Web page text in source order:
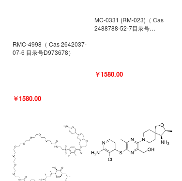
RMC-4998（ Cas 2642037-
07-6 目录号D973678）
￥1580.00
MC-0331 (RM-023)（ Cas
2488788-52-7目录号
￥1580.00